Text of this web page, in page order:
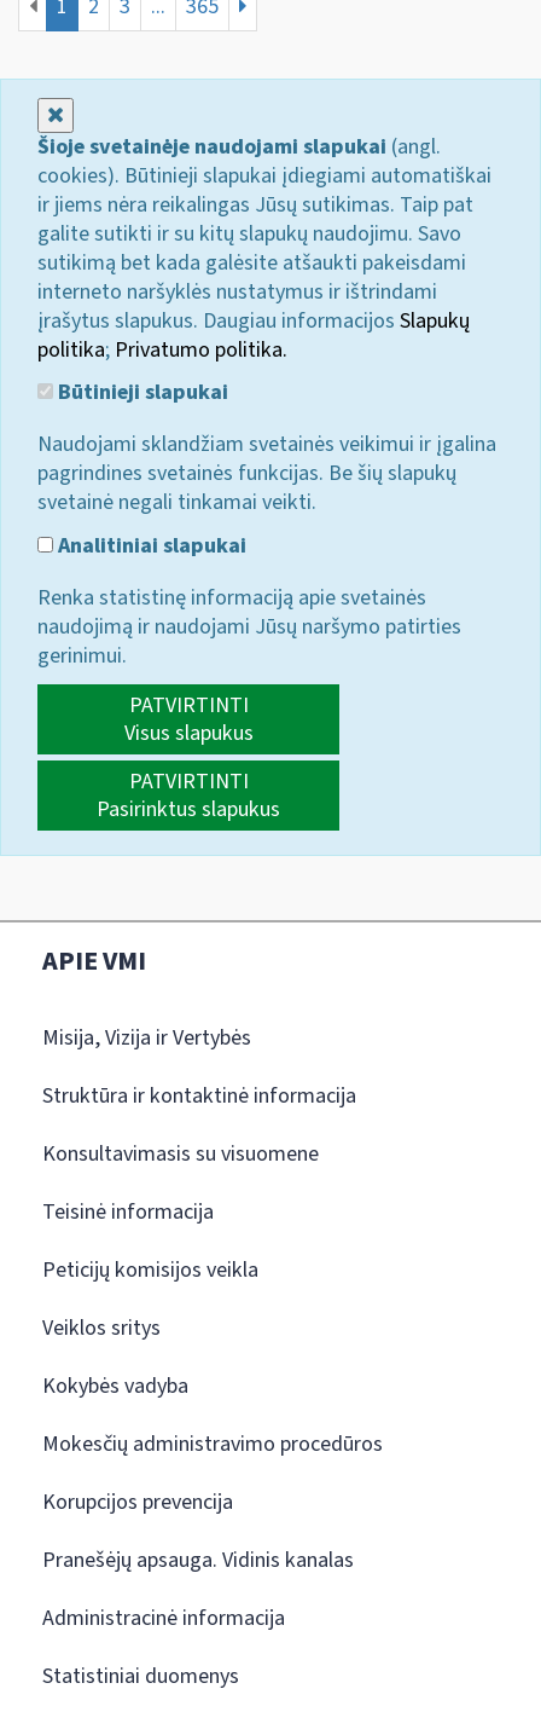
1 2 3 ... 365
Šioje svetainėje naudojami slapukai (angl.
cookies). Būtinieji slapukai įdiegiami automatiškai
ir jiems nėra reikalingas Jūsų sutikimas. Taip pat
galite sutikti ir su kitų slapukų naudojimu. Savo
sutikimą bet kada galėsite atšaukti pakeisdami
interneto naršyklės nustatymus ir ištrindami
įrašytus slapukus. Daugiau informacijos Slapukų
politika; Privatumo politika.
Būtinieji slapukai
Naudojami sklandžiam svetainės veikimui ir įgalina
pagrindines svetainės funkcijas. Be šių slapukų
svetainė negali tinkamai veikti.
Analitiniai slapukai
Renka statistinę informaciją apie svetainės
naudojimą ir naudojami Jūsų naršymo patirties
gerinimui.
PATVIRTINTI
Visus slapukus
PATVIRTINTI
Pasirinktus slapukus
APIE VMI
Misija, Vizija ir Vertybės
Struktūra ir kontaktinė informacija
Konsultavimasis su visuomene
Teisinė informacija
Peticijų komisijos veikla
Veiklos sritys
Kokybės vadyba
Mokesčių administravimo procedūros
Korupcijos prevencija
Pranešėjų apsauga. Vidinis kanalas
Administracinė informacija
Statistiniai duomenys